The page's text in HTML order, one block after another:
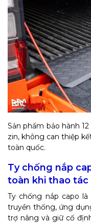
Sản phẩm bảo hành
zin, không can thiệp
toàn quốc.
Ty chống nắp
toàn khi thao
Ty chống nắp capo
truyền thống, ứng
trợ nâng và giữ cố